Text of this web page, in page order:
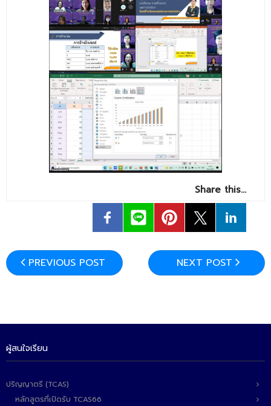
- ทุน/สมัครงาน/ศึกษาต่อ
วารสารคณะ
- ฐานข้อมูลงานวิจัย
- การจัดการความรู้ (KM Scitech)
- โครงการบริหารจัดการพื้นที่ 10 ไร่ ด้านหลังโรงสีข้าว
สวนดุสิต จังหวัดปราจีนบุรี
- โครงการส่งเสริมการปลูกกล้วยเล็บมือนางฯ
- งานวิจัย/นวัตกรรม
ติดต่อเรา
Share this…
PREVIOUS POST NEXT POST
ผู้สนใจเรียน
ปริญญาตรี (TCAS)
หลักสูตรที่เปิดรับ TCAS66